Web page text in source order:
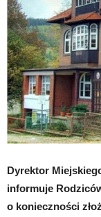
Dyrektor
informuje
o konieczności